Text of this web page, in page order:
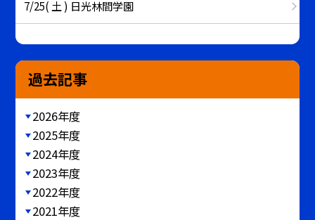
7/25( 土 ) 日光林間学園
過去記事
2026年度
2025年度
2024年度
2023年度
2022年度
2021年度